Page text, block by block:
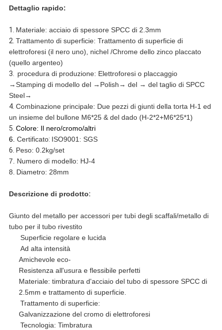
Dettaglio rapido:
1. Materiale: acciaio di spessore SPCC di 2.3mm
2. Trattamento di superficie: Trattamento di superficie di
elettroforesi (il nero uno), nichel /Chrome dello zinco placcato
(quello argenteo)
3. procedura di produzione: Elettroforesi o placcaggio
→Stamping di modello del →Polish→ del → del taglio di SPCC
Steel→
4. Combinazione principale: Due pezzi di giunti della torta H-1 ed
un insieme del bullone M6*25 & del dado (H-2*2+M6*25*1)
5. Colore: Il nero/cromo/altri
6. Certificato: ISO9001: SGS
6. Peso: 0.2kg/set
7. Numero di modello: HJ-4
8. Diametro: 28mm
Descrizione di prodotto:
Giunto del metallo per accessori per tubi degli scaffali/metallo di
tubo per il tubo rivestito
Superficie regolare e lucida
Ad alta intensità
Amichevole eco-
Resistenza all'usura e flessibile perfetti
Materiale: timbratura d'acciaio del tubo di spessore SPCC di
2.5mm e trattamento di superficie.
Trattamento di superficie:
Galvanizzazione del cromo di elettroforesi
Tecnologia: Timbratura